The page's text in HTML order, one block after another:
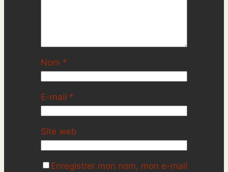
Nom *
E-mail *
Site web
Enregistrer mon nom, mon e-mail